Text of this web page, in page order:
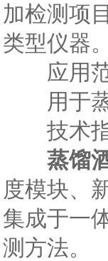
加检测项
类型仪器
应用范
用于蒸
技术指
蒸馏
度模块、
集成于一
测方法。